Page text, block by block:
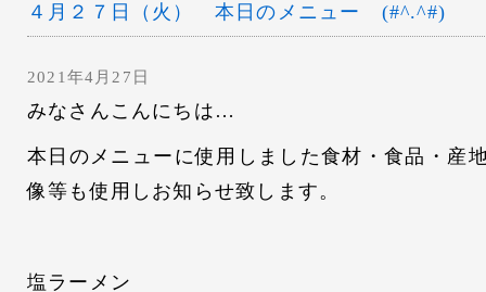
４月２７日（火） 本日のメニュー (#^.^#)
2021年4月27日
みなさんこんにちは…
本日のメニューに使用しました食材・食品・産
像等も使用しお知らせ致します。
塩ラーメン